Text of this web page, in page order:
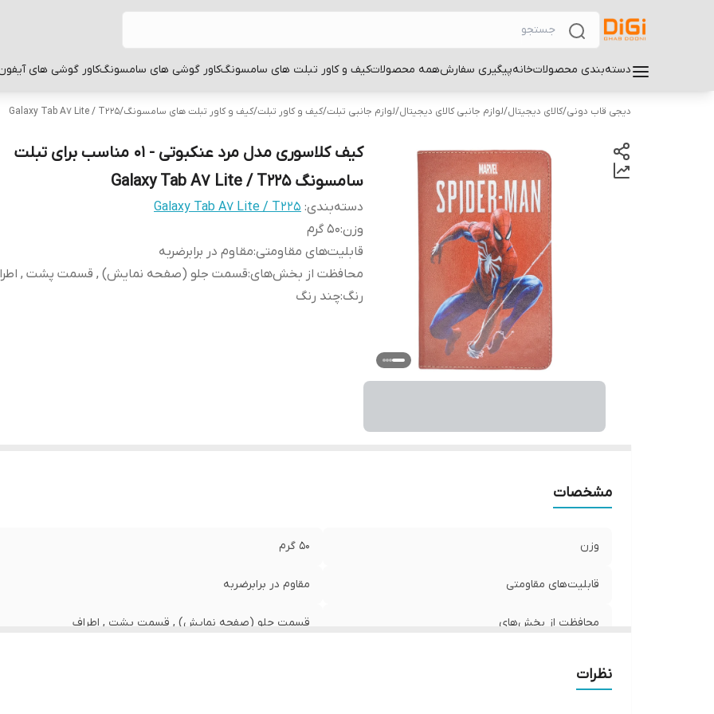
دسته‌بندی محصولاتخانهپیگیری سفارشهمه محصولاتکیف و کاور تبلت های سامسونگکاور گوشی های سامسونگکاور گوشی های
دیجی قاب دونی/کالای دیجیتال/لوازم جانبی کالای دیجیتال/لوازم جانبی تبلت/کیف و کاور تبلت/کیف و کاور تبلت های سامسونگ/
Galaxy Tab A7 Lite / T225
کیف کلاسوری مدل مرد عنکبوتی - 01 مناسب برای تبلت
سامسونگ Galaxy Tab A7 Lite / T225
دسته‌بندی:
Galaxy Tab A7 Lite / T225
وزن:50 گرم
قابلیت‌های مقاومتی:مقاوم در برابرضربه
محافظت از بخش‌های:قسمت جلو (صفحه نمایش) , قسمت پشت ,
رنگ:چند رنگ
مشخصات
وزن 50 گرم
قابلیت‌های مقاومتی مقاوم در برابرضربه
محافظت از بخش‌های قسمت جلو (صفحه نمایش) , قسمت پشت , اطراف
نظرات